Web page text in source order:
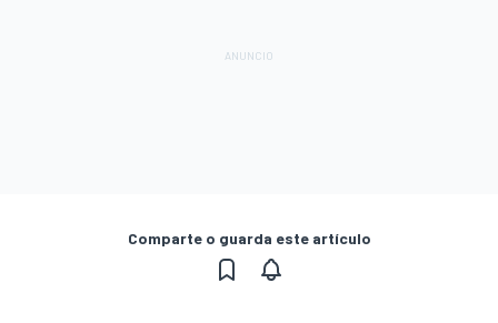
Comparte o guarda este artículo